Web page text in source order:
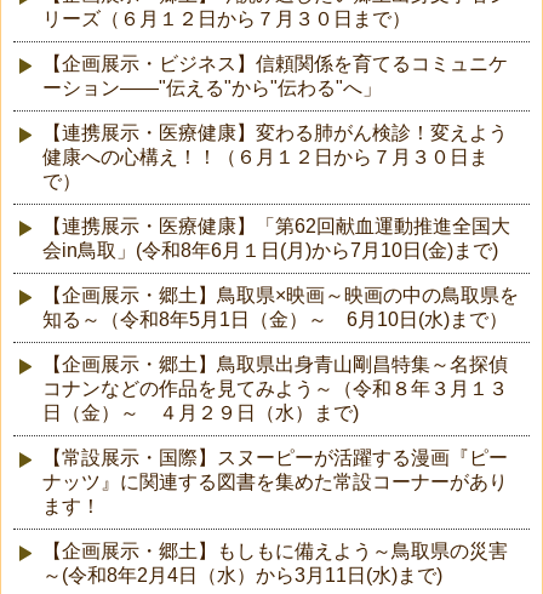
リーズ（６月１２日から７月３０日まで）
【企画展示・ビジネス】信頼関係を育てるコミュニケ
ーション――"伝える"から"伝わる"へ」
【連携展示・医療健康】変わる肺がん検診！変えよう
健康への心構え！！（６月１２日から７月３０日ま
で）
【連携展示・医療健康】「第62回献血運動推進全国大
会in鳥取」(令和8年6月１日(月)から7月10日(金)まで)
【企画展示・郷土】鳥取県×映画～映画の中の鳥取県を
知る～（令和8年5月1日（金）～ 6月10日(水)まで）
【企画展示・郷土】鳥取県出身青山剛昌特集～名探偵
コナンなどの作品を見てみよう～（令和８年３月１３
日（金）～ ４月２９日（水）まで)
【常設展示・国際】スヌーピーが活躍する漫画『ピー
ナッツ』に関連する図書を集めた常設コーナーがあり
ます！
【企画展示・郷土】もしもに備えよう～鳥取県の災害
～(令和8年2月4日（水）から3月11日(水)まで)